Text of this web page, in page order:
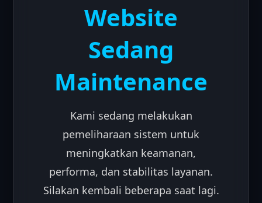
Website
Sedang
Maintenance
Kami sedang melakukan
pemeliharaan sistem untuk
meningkatkan keamanan,
performa, dan stabilitas layanan.
Silakan kembali beberapa saat lagi.